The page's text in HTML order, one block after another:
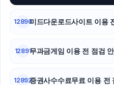
12890미드다운로드사이트 이
12891무과금게임 이용 전 점검
12892증권사수수료무료 이용